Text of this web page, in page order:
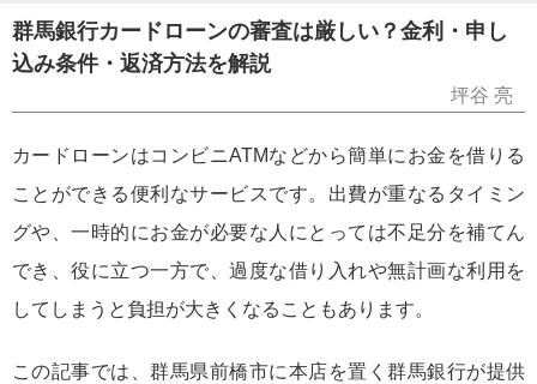
群馬銀行カードローンの審査は厳しい？金利・申し
込み条件・返済方法を解説
坪谷 亮
カードローンはコンビニATMなどから簡単にお金を借りる
ことができる便利なサービスです。出費が重なるタイミン
グや、一時的にお金が必要な人にとっては不足分を補てん
でき、役に立つ一方で、過度な借り入れや無計画な利用を
してしまうと負担が大きくなることもあります。
この記事では、群馬県前橋市に本店を置く群馬銀行が提供